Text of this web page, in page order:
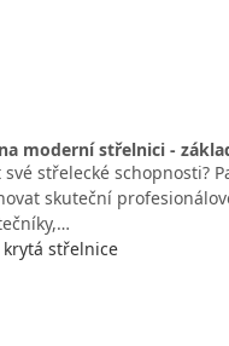
moderní střelnici -
střelecké schopnosti?
skuteční
střelnice